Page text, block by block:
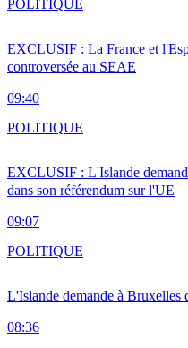
EXCLUSIF : La France et
controversée au SEAE
09:40
POLITIQUE
EXCLUSIF : L'Islande
dans son référendum sur l'UE
09:07
POLITIQUE
L'Islande demande à Bruxelles
08:36
POLITIQUE